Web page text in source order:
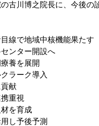
古川博之院長に、今後の
線で地域中核機能果たす
ンター開設へ
養を展開
ラーク導入
重視
育成
し予後予測